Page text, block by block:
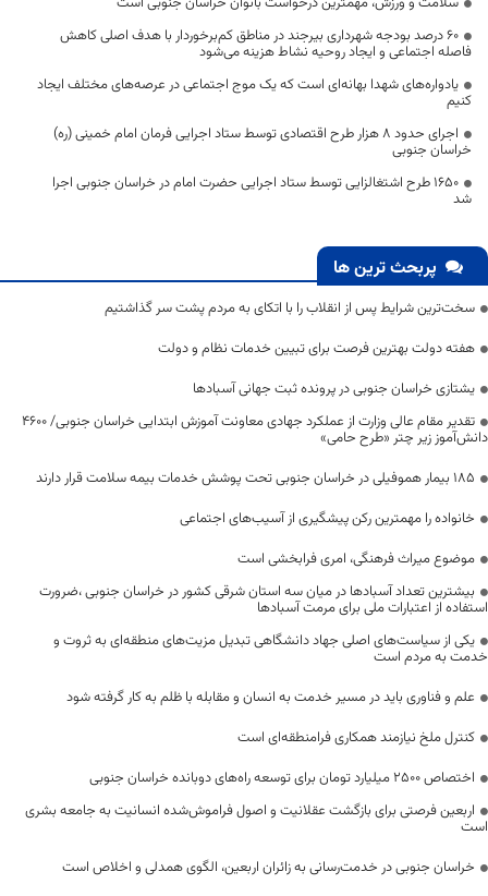
۶۰ درصد بودجه شهرداری بیرجند در مناطق کم‌برخوردار با هدف اصلی کاهش
فاصله اجتماعی و ایجاد روحیه نشاط هزینه می‌شود
یادواره‌های شهدا بهانه‌ای‌ است که یک موج اجتماعی در عرصه‌های مختلف ایجاد
کنیم
اجرای حدود ۸ هزار طرح اقتصادی توسط ستاد اجرایی فرمان امام خمینی (ره)
خراسان جنوبی
1650 طرح اشتغالزایی توسط ستاد اجرایی حضرت امام در خراسان جنوبی اجرا
شد
پربحث ترین ها
سخت‌ترین شرایط پس از انقلاب را با اتکای به مردم پشت سر گذاشتیم
هفته دولت بهترین فرصت برای تبیین خدمات نظام و دولت
یشتازی خراسان جنوبی در پرونده ثبت جهانی آسبادها
تقدیر مقام عالی وزارت از عملکرد جهادی معاونت آموزش ابتدایی خراسان جنوبی/ ۴۶۰۰
دانش‌آموز زیر چتر «طرح حامی»
۱۸۵ بیمار هموفیلی در خراسان جنوبی تحت پوشش خدمات بیمه سلامت قرار دارند
خانواده را مهمترین رکن پیشگیری از آسیب‌های اجتماعی
موضوع میراث فرهنگی، امری فرابخشی است
بیشترین تعداد آسبادها در میان سه استان شرقی کشور در خراسان جنوبی ،ضرورت
استفاده از اعتبارات ملی برای مرمت آسبادها
یکی از سیاست‌های اصلی جهاد دانشگاهی تبدیل مزیت‌های منطقه‌ای به ثروت و
خدمت به مردم است
علم و فناوری باید در مسیر خدمت به انسان و مقابله با ظلم به کار گرفته شود
کنترل ملخ نیازمند همکاری فرامنطقه‌ای است
اختصاص 2500 میلیارد تومان برای توسعه راه‌های دوبانده خراسان جنوبی
اربعین فرصتی برای بازگشت عقلانیت و اصول فراموش‌شده انسانیت به جامعه بشری
است
خراسان جنوبی در خدمت‌رسانی به زائران اربعین، الگوی همدلی و اخلاص است